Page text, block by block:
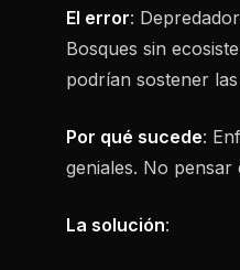
El error:
Bosques sin
podrían sostener
Por qué sucede:
geniales. No pensar
La solución: